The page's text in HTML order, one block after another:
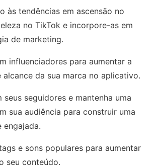
às tendências em ascensão no
no TikTok e incorpore-as em
de marketing.
influenciadores para aumentar a
alcance da sua marca no aplicativo.
seus seguidores e mantenha uma
sua audiência para construir uma
engajada.
e sons populares para aumentar
seu conteúdo.